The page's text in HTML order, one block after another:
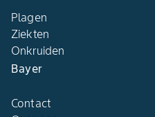
Plagen
Ziekten
Onkruiden
Bayer
Contact